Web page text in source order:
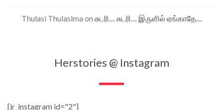
Thulasi Thulasima on சுடரி… சுடரி… இருளில் ஏங்காதே…
Herstories @ Instagram
[jr_instagram id="2"]